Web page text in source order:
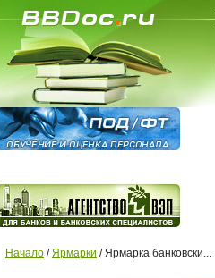
Начало /Ярмарки / Ярмарка банковски...